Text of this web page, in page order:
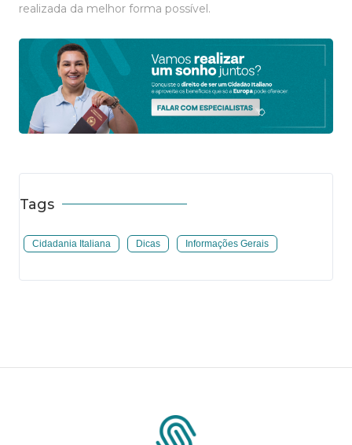
realizada da melhor forma possível.
Tags
Cidadania Italiana Dicas Informações Gerais